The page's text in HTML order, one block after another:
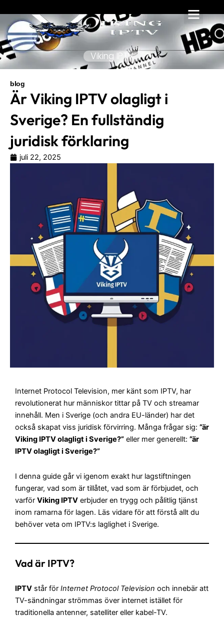
innehåll
Viking IPTV
blog
Är Viking IPTV olagligt i
Sverige? En fullständig
juridisk förklaring
juli 22, 2025
Internet Protocol Television, mer känt som IPTV, har
revolutionerat hur människor tittar på TV och streamar
innehåll. Men i Sverige (och andra EU-länder) har det
också skapat viss juridisk förvirring. Många frågar sig: ”är
Viking IPTV olagligt i Sverige?” eller mer generellt: ”är
IPTV olagligt i Sverige?”
I denna guide går vi igenom exakt hur lagstiftningen
fungerar, vad som är tillåtet, vad som är förbjudet, och
varför Viking IPTV erbjuder en trygg och pålitlig tjänst
inom ramarna för lagen. Läs vidare för att förstå allt du
behöver veta om IPTV:s laglighet i Sverige.
Vad är IPTV?
IPTV står för Internet Protocol Television och innebär att
TV-sändningar strömmas över internet istället för
traditionella antenner, satelliter eller kabel-TV.